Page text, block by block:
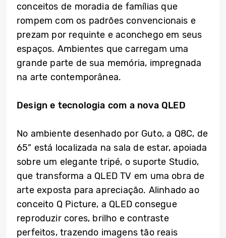
conceitos de moradia de famílias que
rompem com os padrões convencionais e
prezam por requinte e aconchego em seus
espaços. Ambientes que carregam uma
grande parte de sua memória, impregnada
na arte contemporânea.
Design e tecnologia com a nova QLED
No ambiente desenhado por Guto, a Q8C, de
65” está localizada na sala de estar, apoiada
sobre um elegante tripé, o suporte Studio,
que transforma a QLED TV em uma obra de
arte exposta para apreciação. Alinhado ao
conceito Q Picture, a QLED consegue
reproduzir cores, brilho e contraste
perfeitos, trazendo imagens tão reais